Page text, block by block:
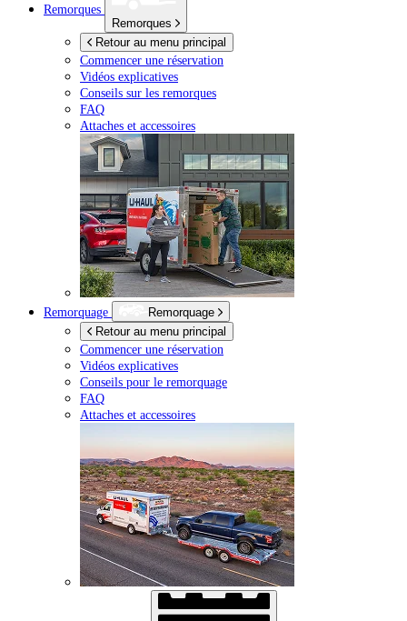
Remorques
Remorques
Retour au menu principal
Commencer une réservation
Vidéos explicatives
Conseils sur les remorques
FAQ
Attaches et accessoires
Remorquage
Remorquage
Retour au menu principal
Commencer une réservation
Vidéos explicatives
Conseils pour le remorquage
FAQ
Attaches et accessoires